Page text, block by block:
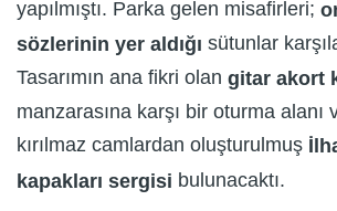
yapılmıştı. Parka gelen misafirleri;
sözlerinin yer aldığı sütunlar
Tasarımın ana fikri olan gitar akort
manzarasına karşı bir oturma alanı
kırılmaz camlardan oluşturulmuş
kapakları sergisi bulunacaktı.